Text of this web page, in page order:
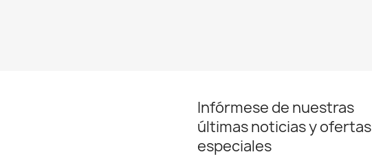
Infórmese de nuestras
últimas noticias y ofertas
especiales